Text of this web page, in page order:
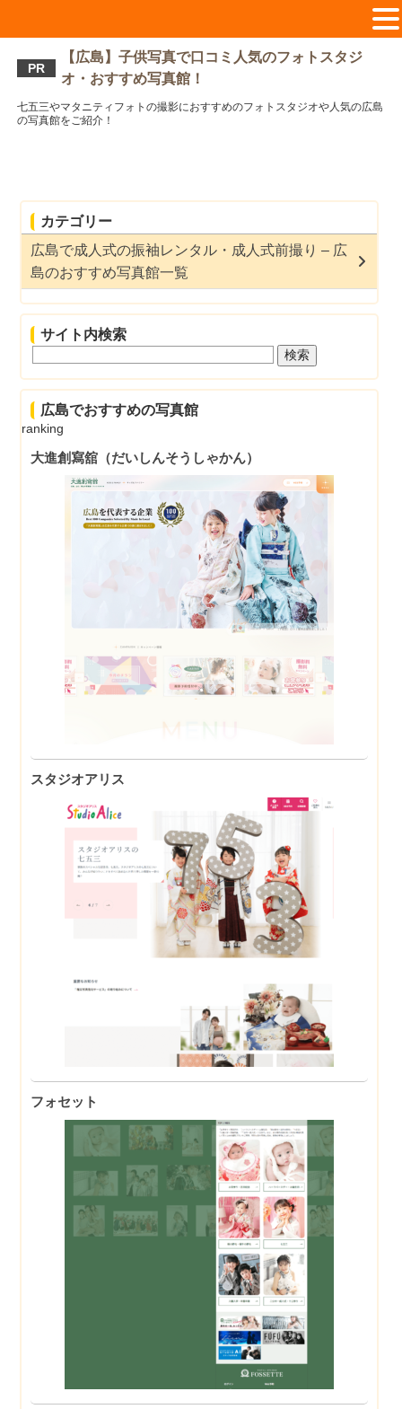
PR
【広島】子供写真で口コミ人気のフォトスタジ
オ・おすすめ写真館！
七五三やマタニティフォトの撮影におすすめのフォトスタジオや人気の広島
の写真館をご紹介！
カテゴリー
広島で成人式の振袖レンタル・成人式前撮り – 広
島のおすすめ写真館一覧
サイト内検索
広島でおすすめの写真館
ranking
大進創寫舘（だいしんそうしゃかん）
スタジオアリス
フォセット